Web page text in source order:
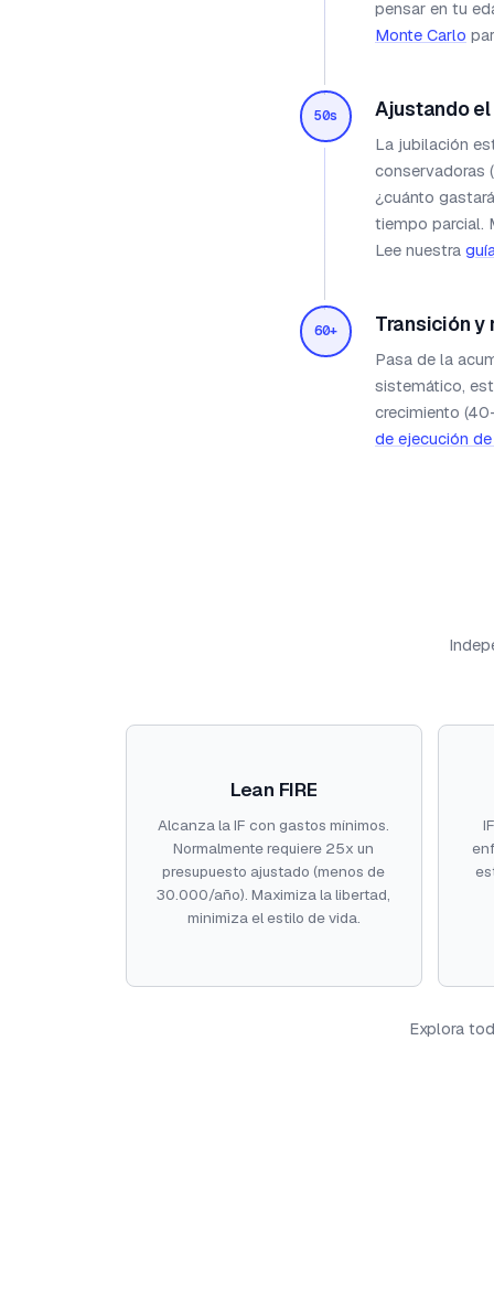
pensar en tu
Monte Carlo
50s Ajustando
La jubilación
conservadoras
¿cuánto
tiempo parcial.
Lee nuestra
60+ Transición y
Pasa de la
sistemático,
crecimiento
de ejecución
Lean FIRE
Alcanza la IF con gastos mínimos.
Normalmente requiere 25x un
presupuesto ajustado (menos de
30.000/año). Maximiza la libertad,
minimiza el estilo de vida.
Explora